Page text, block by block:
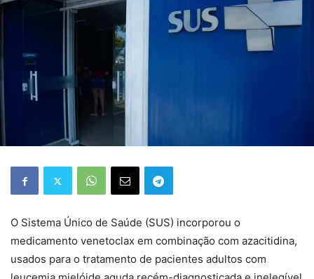
O Sistema Único de Saúde (SUS) incorporou o
medicamento venetoclax em combinação com azacitidina,
usados para o tratamento de pacientes adultos com